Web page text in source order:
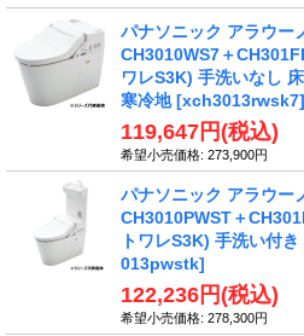
パナソニック アラウー
CH3010WS7＋
ワレS3K) 手洗いなし
寒冷地[xch3013rwsk7]
119,647円 (税込)
希望小売価格: 273,900円
パナソニック アラウー
CH3010PWST＋
トワレS3K) 手洗い付
013pwstk]
122,236円 (税込)
希望小売価格: 278,300円